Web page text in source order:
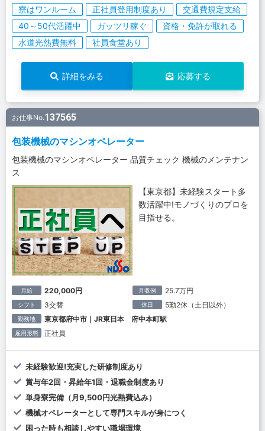
寮はワンルーム 正社員登用制度あり
交通費規定支給
40～50代活躍中
ガッツリ稼ぐ
資格・免許が取れる
水道光熱費無料
社員食堂あり
詳細をみる 応募する
お仕事No.137565
包装機械のマシンオペレーター
包装機械のマシンオペレーター 品質チェック 機械のメンテナン
ス
【東京都】未経験スタート多
数活躍中!モノづくりのプロを
目指せる。
月給 220,000円 月収例 25.7万円
シフト 3交替 休日 5勤2休（土日以外）
勤務地 東京都府中市｜JR東日本 府中本町駅
雇用形態 正社員
未経験歓迎!充実した研修制度あり
賞与年2回・昇給年1回・退職金制度あり
単身寮完備（月9,500円光熱費込み）
機械オペレーターとして専門スキルが身につく
困った時も相談しやすい職場環境